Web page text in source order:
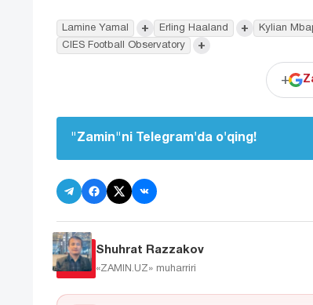
Lamine Yamal + Erling Haaland + Kylian
CIES Football Observatory +
+
"Zamin"ni Telegram'da o'qing!
Shuhrat Razzakov
«ZAMIN.UZ» muharriri